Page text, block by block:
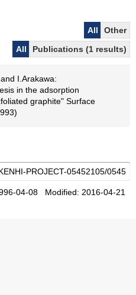
All
Other
All
Publications (1 results)
I.Arakawa:
in the adsorption
graphite" Surface
04-08 Modified: 2016-04-21